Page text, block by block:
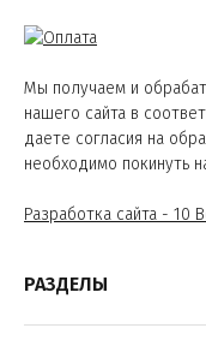
Мы получаем и
нашего сайта в
даете согласия на
необходимо покинуть
Разработка сайта - 10
РАЗДЕЛЫ